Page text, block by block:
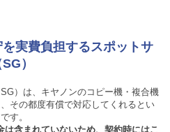
実費負担するスポットサ
）
）は、キヤノンのコピー機・複合機
その都度有償で対応してくれるとい
す。
は含まれていないため、契約時にはこ